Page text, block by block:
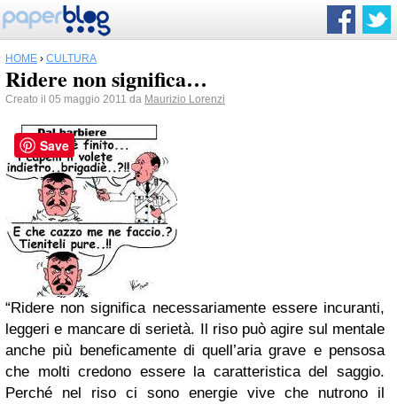
HOME › CULTURA
Ridere non significa…
Creato il 05 maggio 2011 da Maurizio Lorenzi
“Ridere non significa necessariamente essere incuranti,
leggeri e mancare di serietà. Il riso può agire sul mentale
anche più beneficamente di quell’aria grave e pensosa
che molti credono essere la caratteristica del saggio.
Perché nel riso ci sono energie vive che nutrono il
Save